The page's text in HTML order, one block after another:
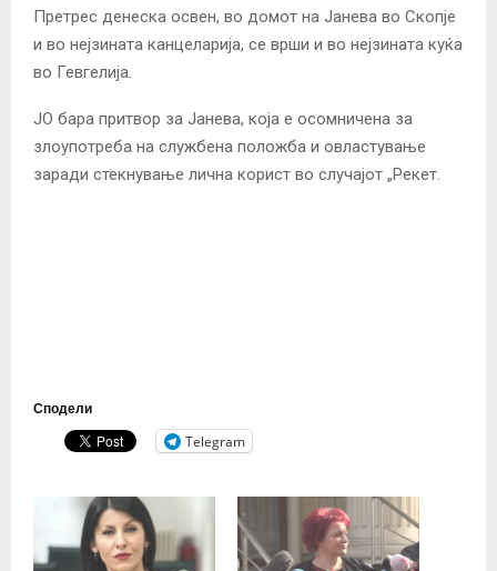
Претрес денеска освен, во домот на Јанева во Скопје
и во нејзината канцеларија, се врши и во нејзината куќа
во Гевгелија.
ЈО бара притвор за Јанева, која е осомничена за
злоупотреба на службена положба и овластување
заради стекнување лична корист во случајот „Рекет.
Сподели
Telegram